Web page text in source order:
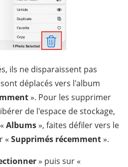
ils ne disparaissent pas
déplacés vers l'album
». Pour les supprimer
de l'espace de stockage,
Albums», faites défiler vers le
« Supprimés récemment».
» puis sur «